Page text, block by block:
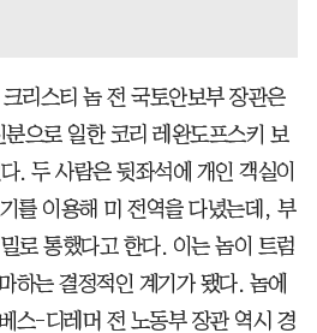
리스티 놈 전 국토안보부 장관은
으로 일한 코리 레완도프스키 보
. 두 사람은 뒷좌석에 개인 객실이
를 이용해 미 전역을 다녔는데, 부
로 통했다고 한다. 이는 놈이 트럼
하는 결정적인 계기가 됐다. 놈에
스-디레머 전 노동부 장관 역시 경